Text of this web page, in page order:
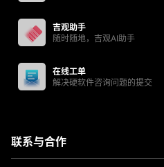
吉观助手
随时随地，吉观AI助手
在线工单
解决硬软件咨询问题的提交
联系与合作